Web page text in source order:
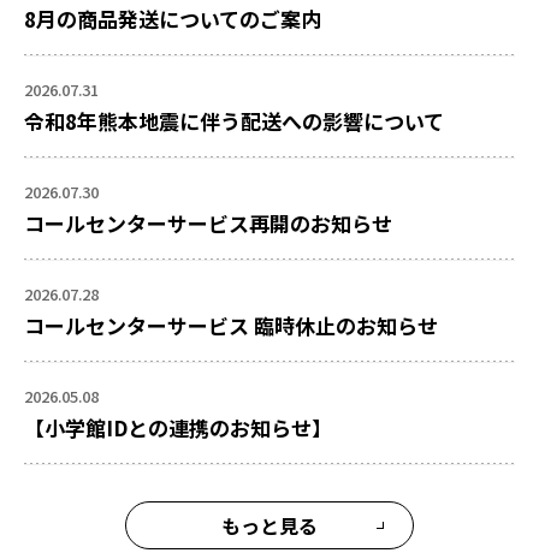
8月の商品発送についてのご案内
2026.07.31
令和8年熊本地震に伴う配送への影響について
2026.07.30
コールセンターサービス再開のお知らせ
2026.07.28
コールセンターサービス 臨時休止のお知らせ
2026.05.08
【小学館IDとの連携のお知らせ】
もっと見る